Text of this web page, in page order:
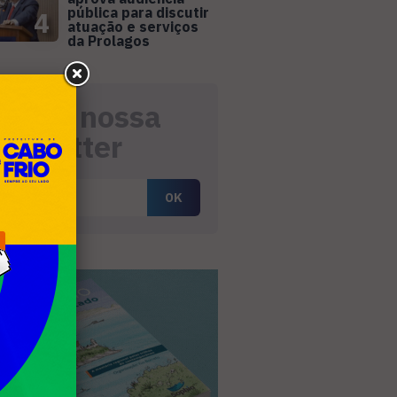
4
pública para discutir
atuação e serviços
da Prolagos
nossa